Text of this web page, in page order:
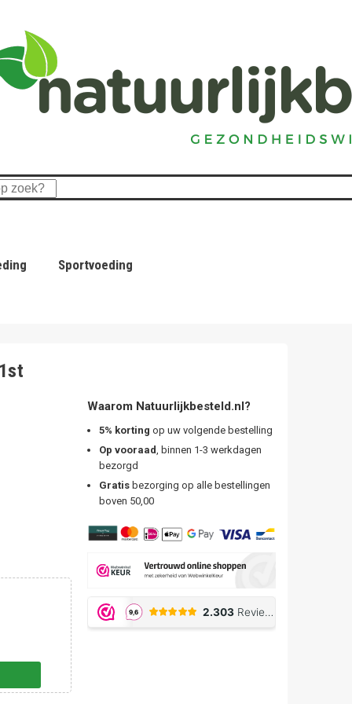
Sportvoeding
Waarom Natuurlijkbesteld.nl?
5% korting op uw volgende bestelling
Op vooraad, binnen 1-3 werkdagen
bezorgd
Gratisbezorging op alle bestellingen
boven 50,00